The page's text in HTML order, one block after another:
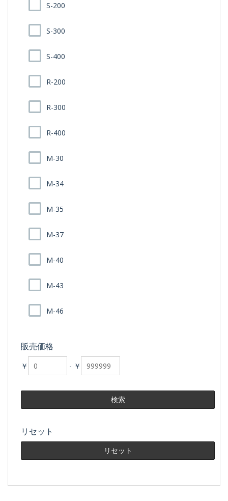
S-200
S-300
S-400
R-200
R-300
R-400
M-30
M-34
M-35
M-37
M-40
M-43
M-46
販売価格
￥ - ￥
リセット